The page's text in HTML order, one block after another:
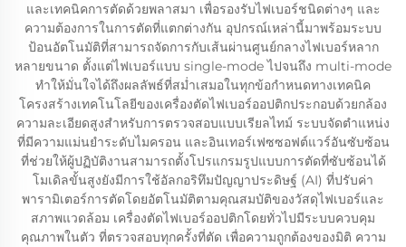
และเทคนิคการตัดด้วยพลาสมา เพื่อรองรับไฟเบอร์ชนิดต่างๆ และ
ความต้องการในการตัดที่แตกต่างกัน อุปกรณ์เหล่านี้มาพร้อมระบบ
ป้อนอัตโนมัติที่สามารถจัดการกับเส้นผ่านศูนย์กลางไฟเบอร์หลาก
หลายขนาด ตั้งแต่ไฟเบอร์แบบ single-mode ไปจนถึง multi-mode
ทำให้มั่นใจได้ถึงผลลัพธ์ที่สม่ำเสมอในทุกข้อกำหนดทางเทคนิค
โครงสร้างเทคโนโลยีของเครื่องตัดไฟเบอร์ออปติกประกอบด้วยกล้อง
ความละเอียดสูงสำหรับการตรวจสอบแบบเรียลไทม์ ระบบจัดตำแหน่ง
ที่มีความแม่นยำระดับไมครอน และอินเทอร์เฟซซอฟต์แวร์อันซับซ้อน
ที่ช่วยให้ผู้ปฏิบัติงานสามารถตั้งโปรแกรมรูปแบบการตัดที่ซับซ้อนได้
โมเดิลขั้นสูงยังมีการใช้อัลกอริทึมปัญญาประดิษฐ์ (AI) ที่ปรับค่า
พารามิเตอร์การตัดโดยอัตโนมัติตามคุณสมบัติของวัสดุไฟเบอร์และ
สภาพแวดล้อม เครื่องตัดไฟเบอร์ออปติกโดยทั่วไปมีระบบควบคุม
คุณภาพในตัว ที่ตรวจสอบทุกครั้งที่ตัด เพื่อความถูกต้องของมิติ ความ